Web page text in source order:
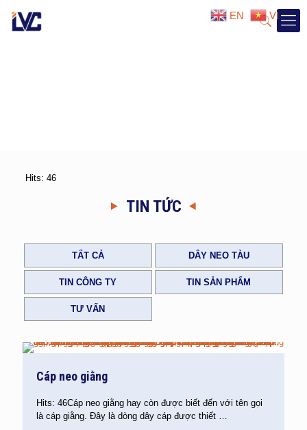
Hits: 46
TIN TỨC
TẤT CẢ DÂY NEO TÀU
TIN CÔNG TY TIN SẢN PHẨM
TƯ VẤN
Cáp neo giằng
Hits: 46Cáp neo giằng hay còn được biết đến với tên gọi
là cáp giằng. Đây là dòng dây cáp được thiết …
EN VI